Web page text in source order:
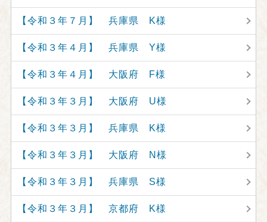
【令和３年７月】 兵庫県 K様
【令和３年４月】 兵庫県 Y様
【令和３年４月】 大阪府 F様
【令和３年３月】 大阪府 U様
【令和３年３月】 兵庫県 K様
【令和３年３月】 大阪府 N様
【令和３年３月】 兵庫県 S様
【令和３年３月】 京都府 K様